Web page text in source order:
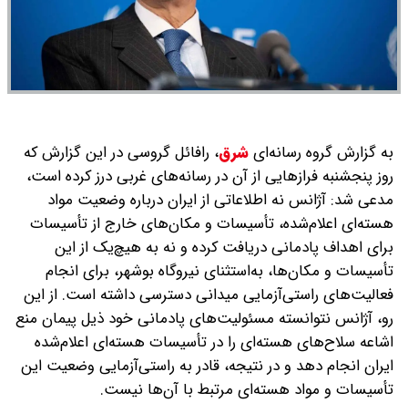
به گزارش گروه رسانه‌ایشرق، رافائل گروسی در این گزارش که
روز پنجشنبه فرازهایی از آن در رسانه‌های غربی درز کرده است،
مدعی شد: آژانس نه اطلاعاتی از ایران درباره وضعیت مواد
هسته‌ای اعلام‌شده، تأسیسات و مکان‌های خارج از تأسیسات
برای اهداف پادمانی دریافت کرده و نه به هیچ‌یک از این
تأسیسات و مکان‌ها، به‌استثنای نیروگاه بوشهر، برای انجام
فعالیت‌های راستی‌آزمایی میدانی دسترسی داشته است. از این
رو، آژانس نتوانسته مسئولیت‌های پادمانی خود ذیل پیمان منع
اشاعه سلاح‌های هسته‌ای را در تأسیسات هسته‌ای اعلام‌شده
ایران انجام دهد و در نتیجه، قادر به راستی‌آزمایی وضعیت این
تأسیسات و مواد هسته‌ای مرتبط با آن‌ها نیست.